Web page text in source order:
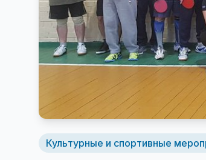
Культурные и спортивные